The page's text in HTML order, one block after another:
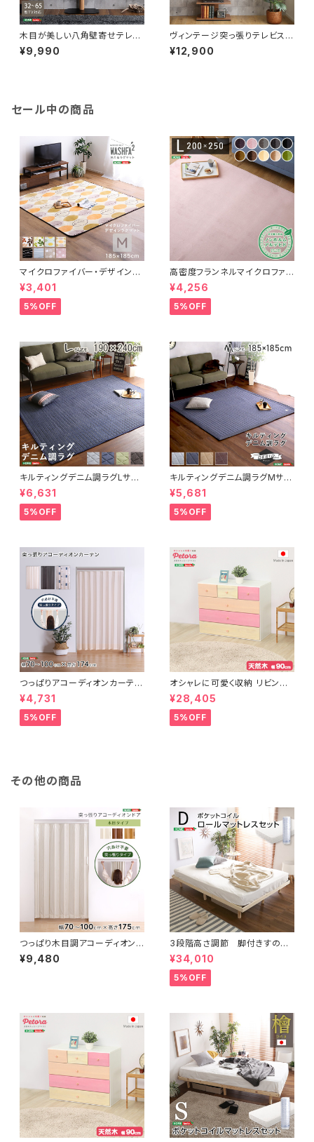
木目が美しい八角壁寄せテレビ
スタンド ロータイプ OTGT
¥9,990
ヴィンテージ突っ張りテレビスタ
ンド PPWAT
¥12,900
セール中の商品
マイクロファイバー・デザインラ
グマットMサイズ（185×185cm）
洗えるラグマット 【WASHFA2】
FRG-D2-M
¥3,401
5%OFF
高密度フランネルマイクロファイ
バー・ラグマットLサイズ（200×2
50cm）洗えるラグマット｜ナル
トレア
¥4,256
5%OFF
キルティングデニム調ラグLサイ
ズ(190x240cm)オールシーズ
ン、滑り止め付き、手洗い対応【D
erid-デリッド-】 DRG-L
¥6,631
5%OFF
キルティングデニム調ラグMサイ
ズ(185x185cm)オールシーズ
ン、滑り止め付き、手洗い対応【D
erid-デリッド-】 DRG-M
¥5,681
5%OFF
つっぱりアコーディオンカーテ
ン 100×174cm SH-16-TA
DC
¥4,731
5%OFF
オシャレに可愛く収納 リビング
用ローチェスト 4段 幅90cm
天然木（桐）日本製｜petora-
ペトラ- SH-08-PTR90
¥28,405
5%OFF
その他の商品
つっぱり木目調アコーディオンド
ア 100×175cm SH-16-TA
D
¥9,480
3段階高さ調節 脚付きすのこ
ベッド(ダブル) 【Lilitta-リリッ
タ-】(ポケットコイルロールマット
レス付き) ダブル LPS-HRM
-D
¥34,010
5%OFF